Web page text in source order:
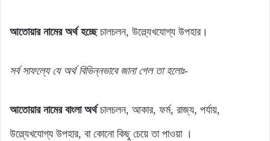
আতোয়ার নামের অর্থ হচ্ছেচালচলন, উল্ল্যেখযোগ্য উপহার।
সর্ব সাফল্যে যে অর্থ বিভিন্নভাবে জানা গেল তা হলোঃ-
আতোয়ার নামের বাংলা অর্থ চালচলন, আকার, ফর্ম, রাজ্য, পর্যায়,
উল্ল্যেখযোগ্য উপহার, বা কোনো কিছু চেয়ে তা পাওয়া ।